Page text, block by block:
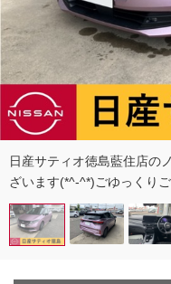
日産サティオ徳島藍住店の
ざいます(*^-^*)ごゆっくり